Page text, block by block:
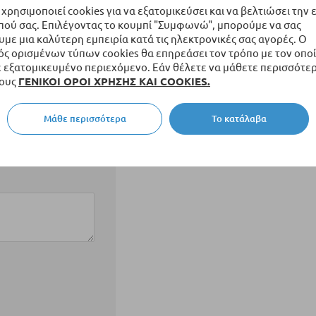
cookies για να εξατομικεύσει και να βελτιώσει την
σας. Επιλέγοντας το κουμπί "Συμφωνώ", μπορούμε να σας
μια καλύτερη εμπειρία κατά τις ηλεκτρονικές σας αγορές. Ο
ορισμένων τύπων cookies θα επηρεάσει τον τρόπο με τον
περιεχόμενο. Εάν θέλετε να μάθετε
ΓΕΝΙΚΟΙ ΟΡΟΙ ΧΡΗΣΗΣ ΚΑΙ COOKIES.
Το κατάλαβα
Μάθε περισσότερα